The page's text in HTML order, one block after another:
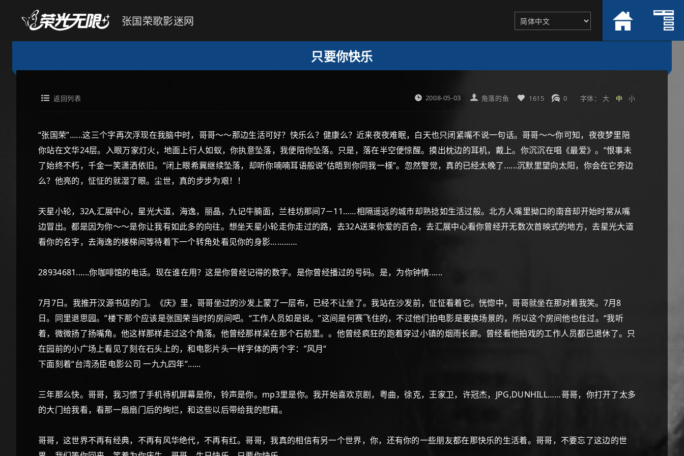
张国荣歌影迷网
只要你快乐
字体：大 中 小
1615 0
角落的鱼
2008-05-03
返回列表
“张国荣”......这三个字再次浮现在我脑中时，哥哥～～那边生活可好？快乐么？健康么？近来夜夜难眠，白天也只闭紧嘴不说一句话。哥哥～～你可知，夜夜梦里陪
你站在文华24层。入眼万家灯火，地面上行人如蚁，你执意坠落，我便陪你坠落。只是，落在半空便惊醒。摸出枕边的耳机，戴上。你沉沉在唱《最爱》。“恨事未
了始终不朽，千金一笑潇洒依旧。”闭上眼希冀继续坠落，却听你喃喃耳语般说“估晤到你同我一様”。忽然警觉，真的已经太晚了......沉默里望向太阳，你会在它旁边
么？他亮的，怔怔的就湿了眼。尘世，真的步步为艰！！
天星小轮，32A,汇展中心，星光大道，海逸，丽晶，九记牛腩面，兰桂坊那间7－11……相隔遥远的城市却熟捻如生活过般。北方人嘴里拗口的南音却开始时常从嘴
边冒出。都是因为你～～是你让我有如此多的向往。想坐天星小轮走你走过的路，去32A送束你爱的百合，去汇展中心看你曾经开无数次首映式的地方，去星光大道
看你的名字，去海逸的楼梯间等待着下一个转角处看见你的身影…………
28934681......你咖啡馆的电话。现在谁在用？这是你曾经记得的数字。是你曾经播过的号码。是，为你钟情......
7月7日。我推开汉源书店的门。《庆》里，哥哥坐过的沙发上蒙了一层布，已经不让坐了。我站在沙发前，怔怔看着它。恍惚中，哥哥就坐在那对着我笑。7月8
日。同里退思园。”楼下那个应该是张国荣当时的房间吧。“工作人员如是说。”这间是何赛飞住的，不过他们拍电影是要换场景的，所以这个房间他也住过。“我听
着，微微扬了扬嘴角。他这样那样走过这个角落。他曾经那样呆在那个石舫里。。他曾经疯狂的跑着穿过小镇的烟雨长廊。曾经看他拍戏的工作人员都已退休了。只
在园前的小广场上看见了刻在石头上的，和电影片头一样字体的两个字：”风月“
下面刻着“台湾汤臣电影公司 一九九四年”......
三年那么快。哥哥，我习惯了手机待机屏幕是你，铃声是你。mp3里是你。我开始喜欢京剧，粤曲，徐克，王家卫，许冠杰，JPG,DUNHILL……哥哥，你打开了太多
的大门给我看，看那一扇扇门后的绚烂，和这些以后带给我的慰藉。
哥哥，这世界不再有经典，不再有风华绝代，不再有红。哥哥，我真的相信有另一个世界，你，还有你的一些朋友都在那快乐的生活着。哥哥，不要忘了这边的世